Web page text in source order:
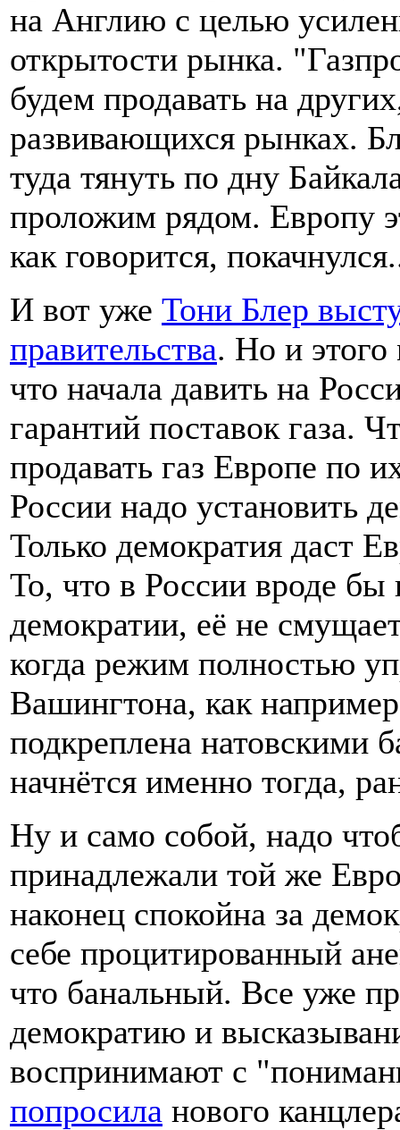
на Англию с целью
открытости рынка.
будем продавать на
развивающихся рынках.
туда тянуть по дну
проложим рядом. Европу
как говорится,
И вот уже Тони Блер
правительства. Но и этого
что начала давить на
гарантий поставок газа.
продавать газ Европе по
России надо установить
Только демократия даст
То, что в России вроде бы
демократии, её не
когда режим полностью
Вашингтона, как
подкреплена натовскими
начнётся именно тогда,
Ну и само собой, надо
принадлежали той же
наконец спокойна за
себе процитированный
что банальный. Все уже
демократию и
воспринимают с
попросила нового